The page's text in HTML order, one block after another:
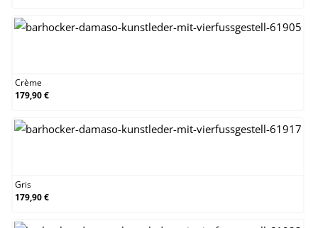
Crème
179,90 €
Gris
179,90 €